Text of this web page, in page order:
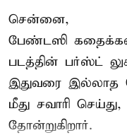
சென்னை,
பேண்டஸி
படத்தின் பர்ஸ்ட்
இதுவரை இல்லாத
மீது சவாரி
தோன்றுகிறார்.